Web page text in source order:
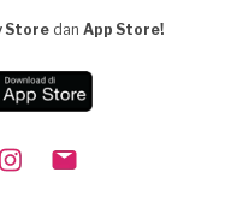
Store dan App Store!